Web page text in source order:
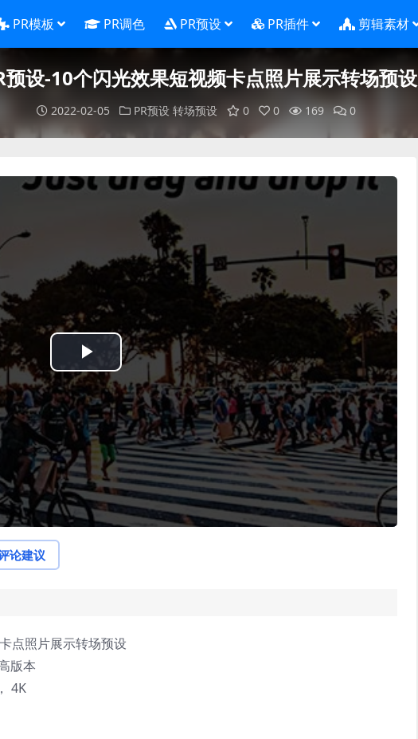
PR模板 PR调色 PR预设 PR插件 剪辑素材
预设-10个闪光效果短视频卡点照片展示转场预设
2022-02-05 PR预设 转场预设 0 0 169 0
Play
Video
论建议
点照片展示转场预设
版本
4K